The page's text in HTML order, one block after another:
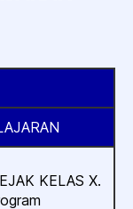
KELAS X.